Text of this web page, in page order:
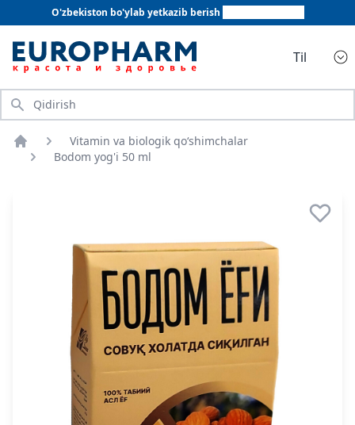
O'zbekiston bo'ylab yetkazib berish
Til
Qidirish
Bosh sahifa
Vitamin va biologik qo‘shimchalar
Bodom yog'i 50 ml